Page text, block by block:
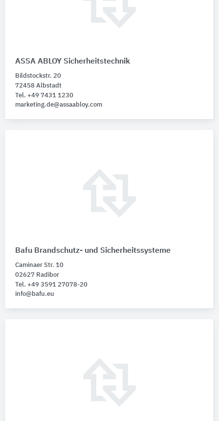
ASSA ABLOY Sicherheitstechnik
Bildstockstr. 20
72458 Albstadt
Tel. +49 7431 1230
marketing.de@assaabloy.com
Bafu Brandschutz- und Sicherheitssysteme
Caminaer Str. 10
02627 Radibor
Tel. +49 3591 27078-20
info@bafu.eu